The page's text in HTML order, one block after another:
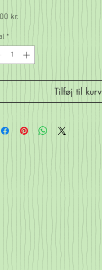
kr. Pris
*
Tilføj til kurv